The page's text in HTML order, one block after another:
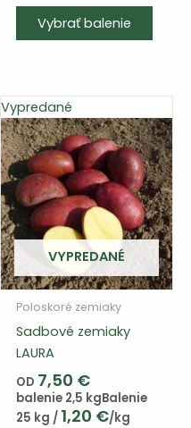
Vybrať balenie
Tento
si
na
Vypredané
VYPREDANÉ
Poloskoré zemiaky
Sadbové zemiaky
LAURA
OD 7,50 €
balenie 2,5 kgBalenie
25 kg / 1,20 €/kg